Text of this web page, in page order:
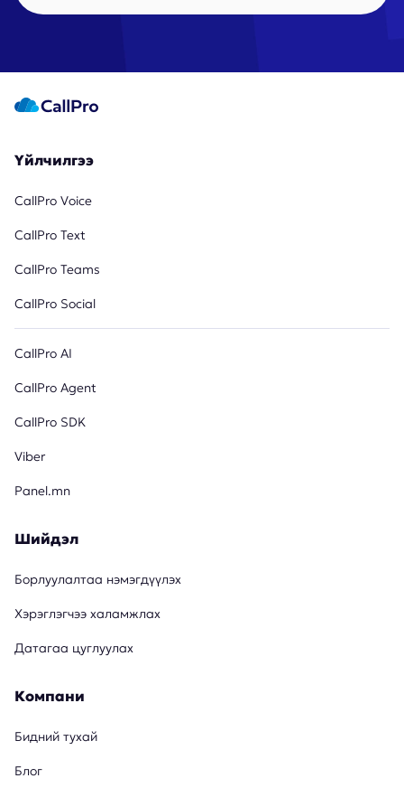
Үйлчилгээ
CallPro Voice
CallPro Text
CallPro Teams
CallPro Social
CallPro AI
CallPro Agent
CallPro SDK
Viber
Panel.mn
Шийдэл
Борлуулалтаа нэмэгдүүлэх
Хэрэглэгчээ халамжлах
Датагаа цуглуулах
Компани
Бидний тухай
Блог